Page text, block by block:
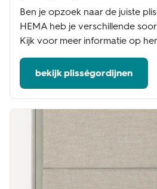
Ben je opzoek naar de juiste
HEMA heb je verschillende
Kijk voor meer informatie op
bekijk plisségordijnen